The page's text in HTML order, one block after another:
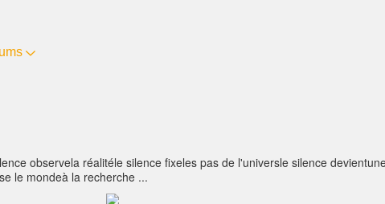
observela réalitéle silence fixeles pas de l'universle silence
le mondeà la recherche ...